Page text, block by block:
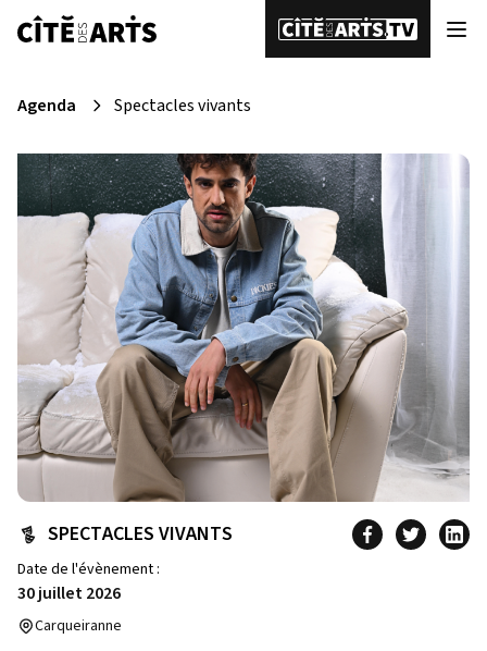
Agenda Spectacles vivants
SPECTACLES VIVANTS
Date de l'évènement :
30 juillet 2026
Carqueiranne